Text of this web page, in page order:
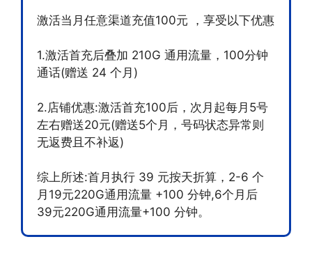
激活当月任意渠道充值100元 ，享受以下优惠
1.激活首充后叠加 210G 通用流量，100分钟
通话(赠送 24 个月)
2.店铺优惠:激活首充100后，次月起每月5号
左右赠送20元(赠送5个月，号码状态异常则
无返费且不补返)
综上所述:首月执行 39 元按天折算，2-6 个
月19元220G通用流量 +100 分钟,6个月后
39元220G通用流量+100 分钟。